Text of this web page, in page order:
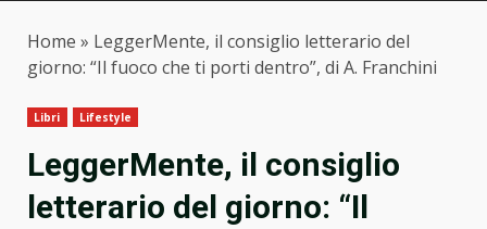
Home » LeggerMente, il consiglio letterario del
giorno: “Il fuoco che ti porti dentro”, di A. Franchini
Libri Lifestyle
LeggerMente, il consiglio
letterario del giorno: “Il